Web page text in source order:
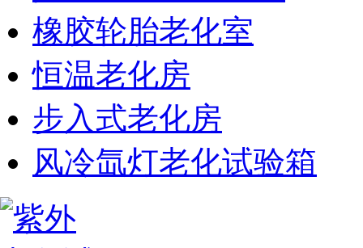
橡胶轮胎老化室
恒温老化房
步入式老化房
风冷氙灯老化试验箱